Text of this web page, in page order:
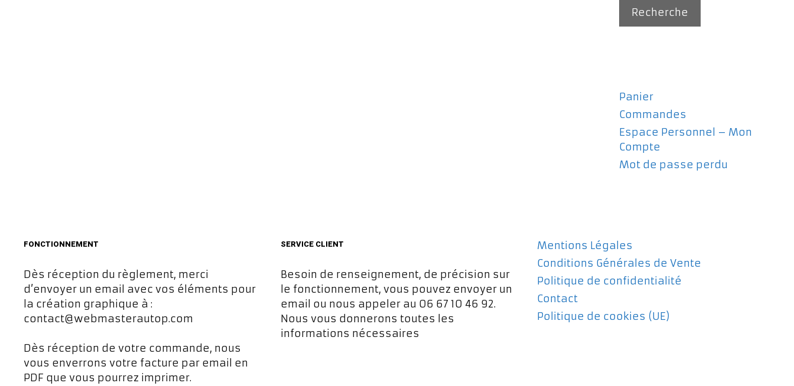
Recherche
Panier
Commandes
Espace Personnel – Mon
Compte
Mot de passe perdu
FONCTIONNEMENT
Dès réception du règlement, merci
d’envoyer un email avec vos éléments pour
la création graphique à :
contact@webmasterautop.com
Dès réception de votre commande, nous
vous enverrons votre facture par email en
PDF que vous pourrez imprimer.
SERVICE CLIENT
Besoin de renseignement, de précision sur
le fonctionnement, vous pouvez envoyer un
email ou nous appeler au 06 67 10 46 92.
Nous vous donnerons toutes les
informations nécessaires
Mentions Légales
Conditions Générales de Vente
Politique de confidentialité
Contact
Politique de cookies (UE)